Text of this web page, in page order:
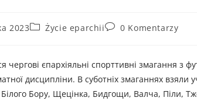
2023 Życie eparchii 0 Komentarzy
чергові єпархіяльні спорттивні змагання з
дисципліни. В суботніх змаганнях взяли
Бору, Щецінка, Бидгощи, Валча, Піли,